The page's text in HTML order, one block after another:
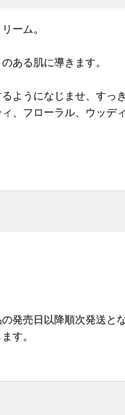
ーム。
ある肌に導きます。
ようになじませ、すっ
、フローラル、ウッデ
発売日以降順次発送と
す。